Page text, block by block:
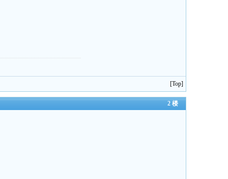
[Top]
2 楼